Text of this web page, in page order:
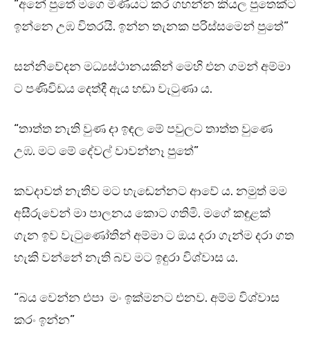
“අනේ පුතේ මගෙ මිණියට කර ගහන්න කියල පුතෙක්ට
ඉන්නෙ උඹ විතරයි. ඉන්න තැනක පරිස්සමෙන් පුතේ”
සන්නිවේදන මධ්‍යස්ථානයකින් මෙහි එන ගමන් අම්මා
ට පණිවිඩය දෙත්දී ඇය හඬා වැටුණා ය.
“තාත්ත නැති වුණ දා ඉඳල මේ පවුලට තාත්ත වුණෙ
උඹ. මට මේ දේවල් වාවන්නෑ පුතේ”
කවදාවත් නැතිව මට හැඬෙන්නට ආවේ ය. නමුත් මම
අසීරුවෙන් මා පාලනය කොට ගතිමි. මගේ කඳුළක්
ගැන ඉව වැටුණෝතින් අම්මා ට ඔය දරා ගැන්ම දරා ගත
හැකි වන්නේ නැති බව මට ඉඳුරා විශ්වාස ය.
“බය වෙන්න එපා මං ඉක්මනට එනව. අම්ම විශ්වාස
කරං ඉන්න”